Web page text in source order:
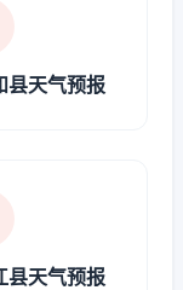
县天气预报
县天气预报